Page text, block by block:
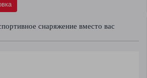
снаряжение вместо вас